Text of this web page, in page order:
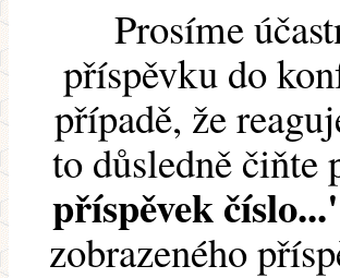
Prosíme
příspěvku do
případě, že
to důsledně
příspěvek
zobrazeného